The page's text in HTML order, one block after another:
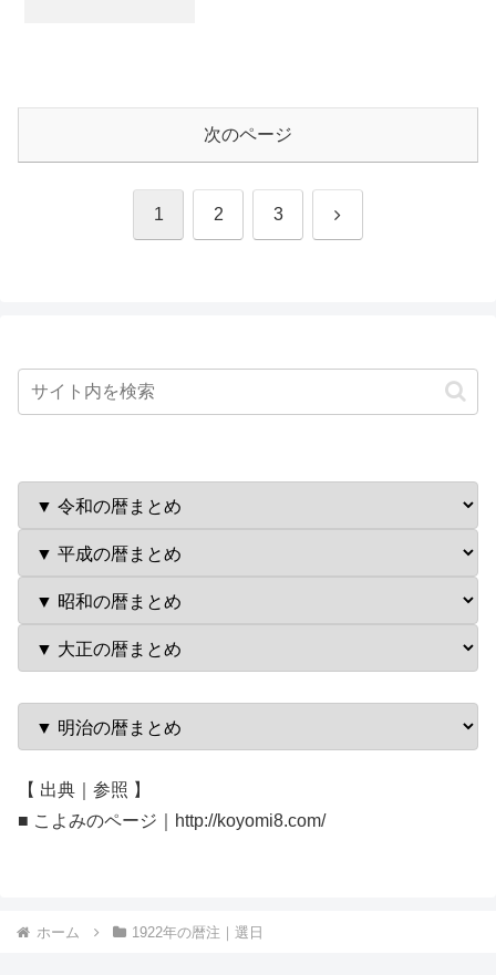
次のページ
1 2 3 次
【 出典｜参照 】
■ こよみのページ｜http://koyomi8.com/
ホーム 1922年の暦注｜選日